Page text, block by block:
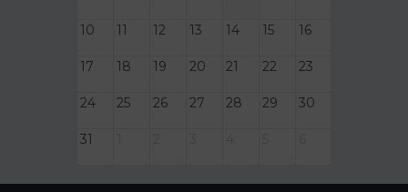
10 11 12 13 14 15 16
17 18 19 20 21 22 23
24 25 26 27 28 29 30
31